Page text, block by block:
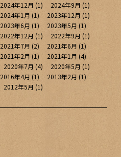
2024年12月 (1) 2024年9月 (1)
2024年1月 (1) 2023年12月 (1)
2023年6月 (1) 2023年5月 (1)
2022年12月 (1) 2022年9月 (1)
2021年7月 (2) 2021年6月 (1)
2021年2月 (1) 2021年1月 (4)
2020年7月 (4) 2020年5月 (1)
2016年4月 (1) 2013年2月 (1)
2012年5月 (1)